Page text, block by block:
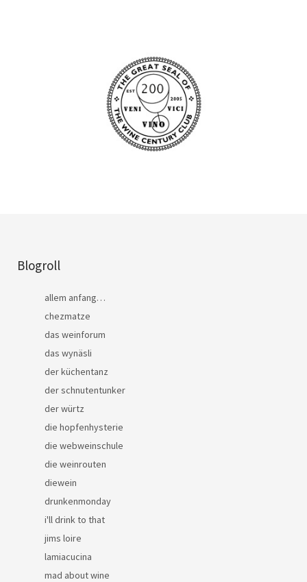
Blogroll
allem anfang…
chezmatze
das weinforum
das wynäsli
der küchentanz
der schnutentunker
der würtz
die hopfenhysterie
die webweinschule
die weinrouten
diewein
drunkenmonday
i'll drink to that
jims loire
lamiacucina
mad about wine